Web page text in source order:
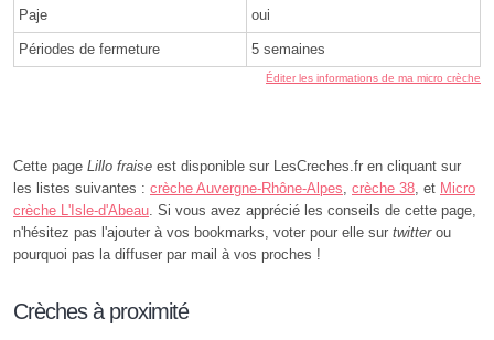
Paje oui
Périodes de fermeture 5 semaines
Éditer les informations de ma micro crèche
Cette page Lillo fraise est disponible sur LesCreches.fr en cliquant sur
les listes suivantes : crèche Auvergne-Rhône-Alpes, crèche 38, et Micro
crèche L'Isle-d'Abeau. Si vous avez apprécié les conseils de cette page,
n'hésitez pas l'ajouter à vos bookmarks, voter pour elle sur twitterou
pourquoi pas la diffuser par mail à vos proches !
Crèches à proximité